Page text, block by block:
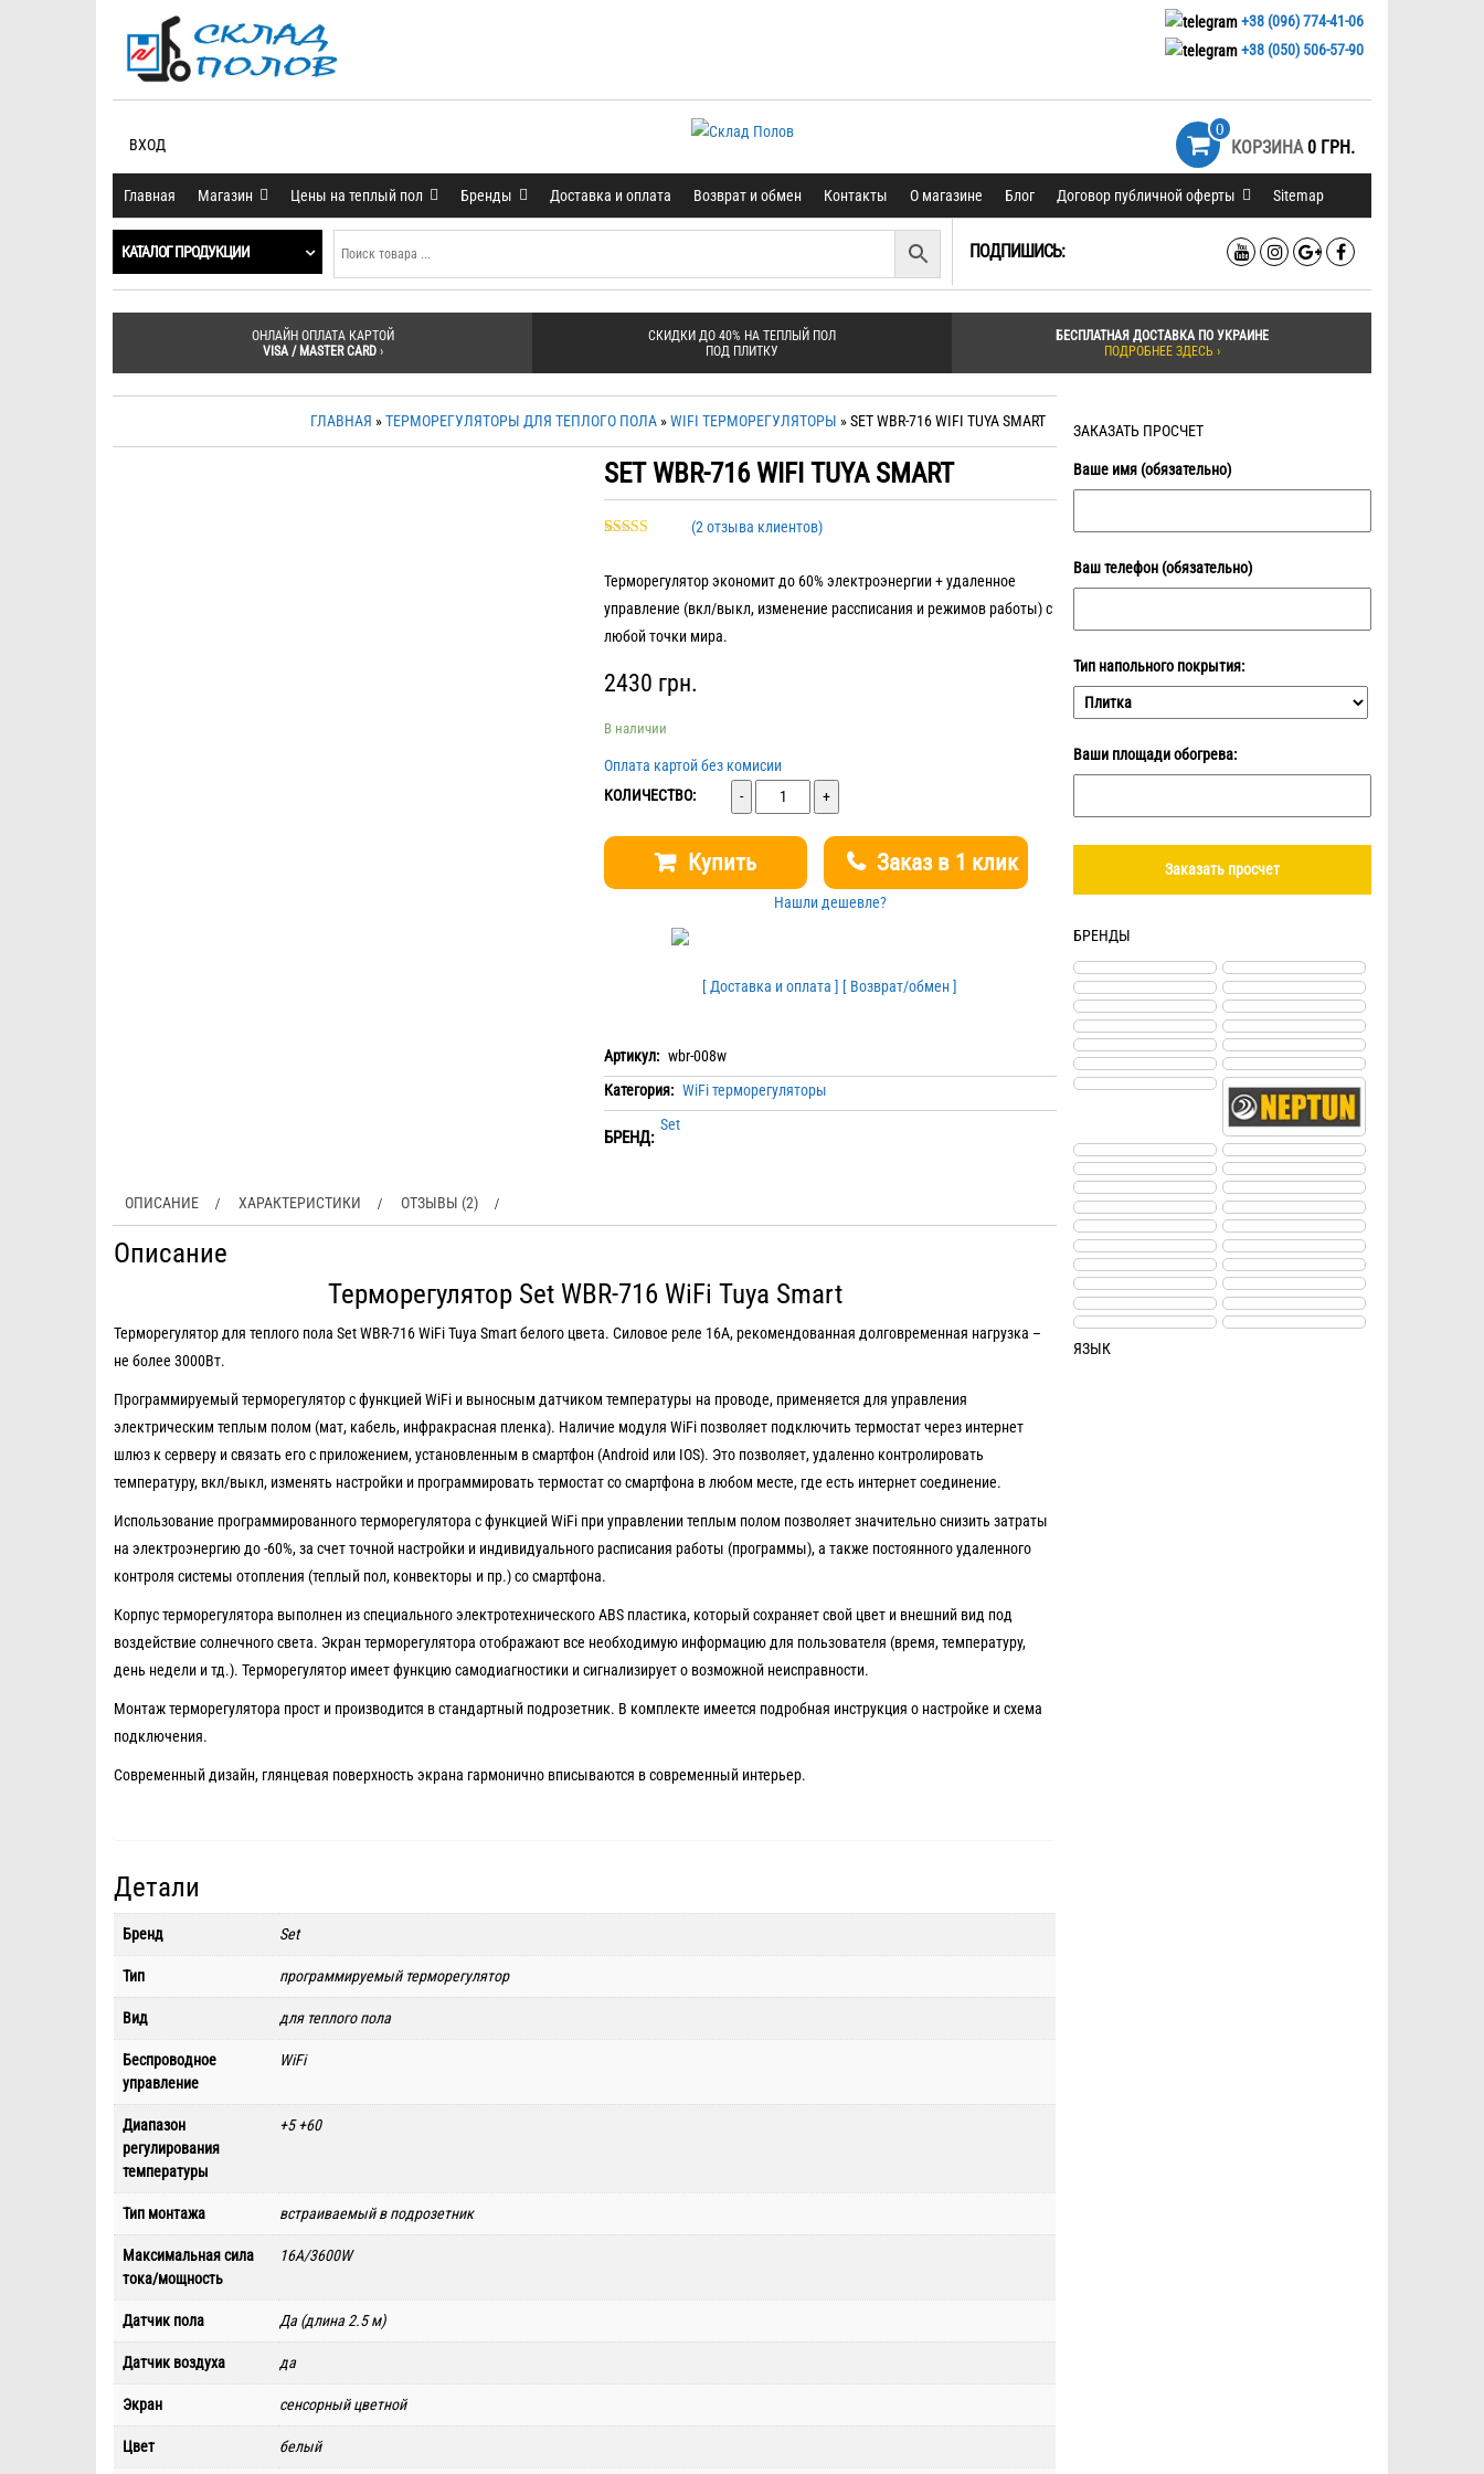
+38 (096) 774-41-06
+38 (050) 506-57-90
ВХОД
0
КОРЗИНА 0 ГРН.
Главная Магазин Цены на теплый пол Бренды Доставка и оплата Возврат и обмен Контакты О магазине Блог Договор публичной оферты Sitemap
КАТАЛОГ ПРОДУКЦИИ ПОДПИШИСЬ:
ОНЛАЙН ОПЛАТА КАРТОЙ
VISA / MASTER CARD›
СКИДКИ ДО 40% НА ТЕПЛЫЙ ПОЛ
ПОД ПЛИТКУ
БЕСПЛАТНАЯ ДОСТАВКА ПО УКРАИНЕ
ПОДРОБНЕЕ ЗДЕСЬ ›
ГЛАВНАЯ »ТЕРМОРЕГУЛЯТОРЫ ДЛЯ ТЕПЛОГО ПОЛА »WIFI ТЕРМОРЕГУЛЯТОРЫ » SET WBR-716 WIFI TUYA SMART
SET WBR-716 WIFI TUYA SMART
основе
пользователей
(2отзыва клиентов)
Терморегулятор экономит до 60% электроэнергии + удаленное
управление (вкл/выкл, изменение рассписания и режимов работы) с
любой точки мира.
2430 грн.
В наличии
Оплата картой без комисии
КОЛИЧЕСТВО:
Количество
Купить Заказ в 1 клик
Нашли дешевле?
[ Доставка и оплата ] [ Возврат/обмен ]
Артикул: wbr-008w
Категория: WiFi терморегуляторы
БРЕНД:
Set
ОПИСАНИЕ ХАРАКТЕРИСТИКИ ОТЗЫВЫ (2)
Описание
Терморегулятор Set WBR-716 WiFi Tuya Smart
Терморегулятор для теплого пола Set WBR-716 WiFi Tuya Smart белого цвета. Силовое реле 16А, рекомендованная долговременная нагрузка –
не более 3000Вт.
Программируемый терморегулятор с функцией WiFi и выносным датчиком температуры на проводе, применяется для управления
электрическим теплым полом (мат, кабель, инфракрасная пленка). Наличие модуля WiFi позволяет подключить термостат через интернет
шлюз к серверу и связать его с приложением, установленным в смартфон (Android или IOS). Это позволяет, удаленно контролировать
температуру, вкл/выкл, изменять настройки и программировать термостат со смартфона в любом месте, где есть интернет соединение.
Использование программированного терморегулятора с функцией WiFi при управлении теплым полом позволяет значительно снизить затраты
на электроэнергию до -60%, за счет точной настройки и индивидуального расписания работы (программы), а также постоянного удаленного
контроля системы отопления (теплый пол, конвекторы и пр.) со смартфона.
Корпус терморегулятора выполнен из специального электротехнического ABS пластика, который сохраняет свой цвет и внешний вид под
воздействие солнечного света. Экран терморегулятора отображают все необходимую информацию для пользователя (время, температуру,
день недели и тд.). Терморегулятор имеет функцию самодиагностики и сигнализирует о возможной неисправности.
Монтаж терморегулятора прост и производится в стандартный подрозетник. В комплекте имеется подробная инструкция о настройке и схема
подключения.
Современный дизайн, глянцевая поверхность экрана гармонично вписываются в современный интерьер.
Детали
Бренд Set
Тип программируемый терморегулятор
Вид для теплого пола
Беспроводное
управление
WiFi
Диапазон
регулирования
температуры
+5 +60
Тип монтажа встраиваемый в подрозетник
Максимальная сила
тока/мощность
16А/3600W
Датчик пола Да (длина 2.5 м)
Датчик воздуха да
Экран сенсорный цветной
Цвет белый
ЗАКАЗАТЬ ПРОСЧЕТ
Ваше имя (обязательно)
Ваш телефон (обязательно)
Тип напольного покрытия:
Ваши площади обогрева:
БРЕНДЫ
ЯЗЫК